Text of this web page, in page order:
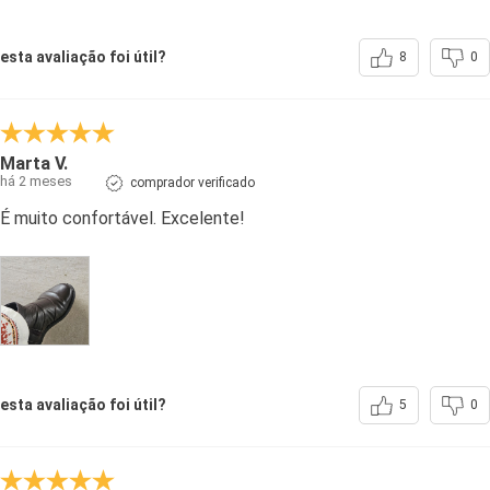
esta avaliação foi útil? 8 0
Marta V.
há 2 meses comprador verificado
É muito confortável. Excelente!
esta avaliação foi útil? 5 0